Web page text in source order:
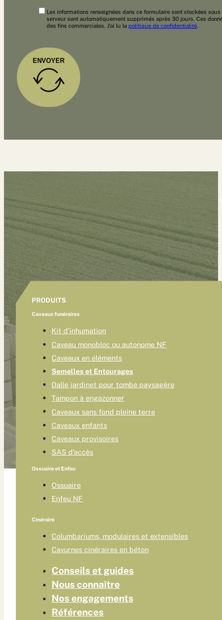
Les informations renseignées dans ce formulaire sont stockées
serveur sont automatiquement supprimés après 30 jours. Ces
des fins commerciales. J'ai lu la politique de confidentialité.
ENVOYER
PRODUITS
Caveaux funéraires
Kit d’inhumation
Caveau monobloc ou autonome NF
Caveaux en éléments
Semelles et Entourages
Dalle jardinet pour tombe paysagère
Tampon à engazonner
Caveaux sans fond pleine terre
Caveaux enfants
Caveaux provisoires
SAS d’accès
Ossuaire et Enfeu
Ossuaire
Enfeu NF
Cinéraire
Columbariums, modulaires et extensibles
Cavurnes cinéraires en béton
Conseils et guides
Nous connaître
Nos engagements
Références